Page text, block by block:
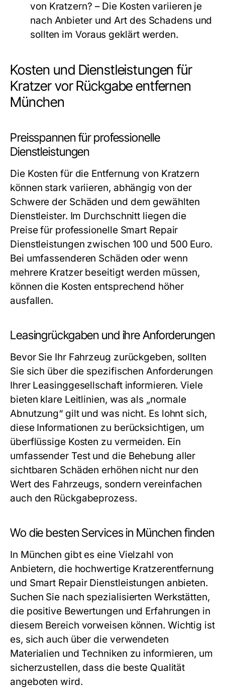
von Kratzern? – Die Kosten variieren je
nach Anbieter und Art des Schadens und
sollten im Voraus geklärt werden.
Kosten und Dienstleistungen für
Kratzer vor Rückgabe entfernen
München
Preisspannen für professionelle
Dienstleistungen
Die Kosten für die Entfernung von Kratzern
können stark variieren, abhängig von der
Schwere der Schäden und dem gewählten
Dienstleister. Im Durchschnitt liegen die
Preise für professionelle Smart Repair
Dienstleistungen zwischen 100 und 500 Euro.
Bei umfassenderen Schäden oder wenn
mehrere Kratzer beseitigt werden müssen,
können die Kosten entsprechend höher
ausfallen.
Leasingrückgaben und ihre Anforderungen
Bevor Sie Ihr Fahrzeug zurückgeben, sollten
Sie sich über die spezifischen Anforderungen
Ihrer Leasinggesellschaft informieren. Viele
bieten klare Leitlinien, was als „normale
Abnutzung“ gilt und was nicht. Es lohnt sich,
diese Informationen zu berücksichtigen, um
überflüssige Kosten zu vermeiden. Ein
umfassender Test und die Behebung aller
sichtbaren Schäden erhöhen nicht nur den
Wert des Fahrzeugs, sondern vereinfachen
auch den Rückgabeprozess.
Wo die besten Services in München finden
In München gibt es eine Vielzahl von
Anbietern, die hochwertige Kratzerentfernung
und Smart Repair Dienstleistungen anbieten.
Suchen Sie nach spezialisierten Werkstätten,
die positive Bewertungen und Erfahrungen in
diesem Bereich vorweisen können. Wichtig ist
es, sich auch über die verwendeten
Materialien und Techniken zu informieren, um
sicherzustellen, dass die beste Qualität
angeboten wird.